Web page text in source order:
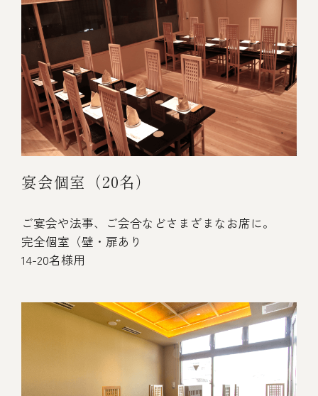
宴会個室（20名）
ご宴会や法事、ご会合などさまざまなお席に。
完全個室（壁・扉あり
14-20名様用